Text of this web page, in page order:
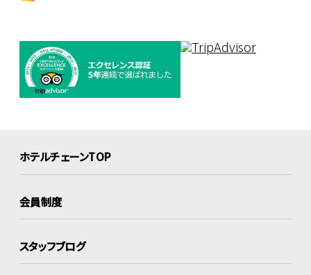
ホテルチェーンTOP
会員制度
スタッフブログ